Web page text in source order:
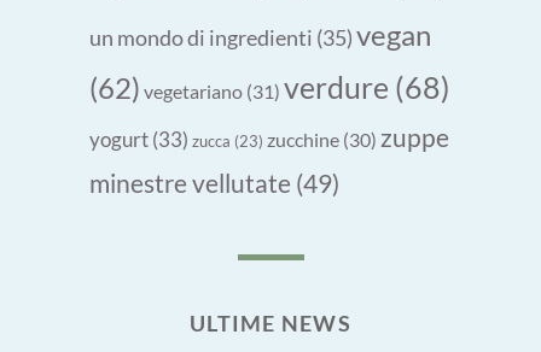
un mondo di ingredienti (35)vegan
(62) vegetariano (31) verdure (68)
yogurt(33) zucca (23) zucchine (30) zuppe
minestre vellutate (49)
ULTIME NEWS